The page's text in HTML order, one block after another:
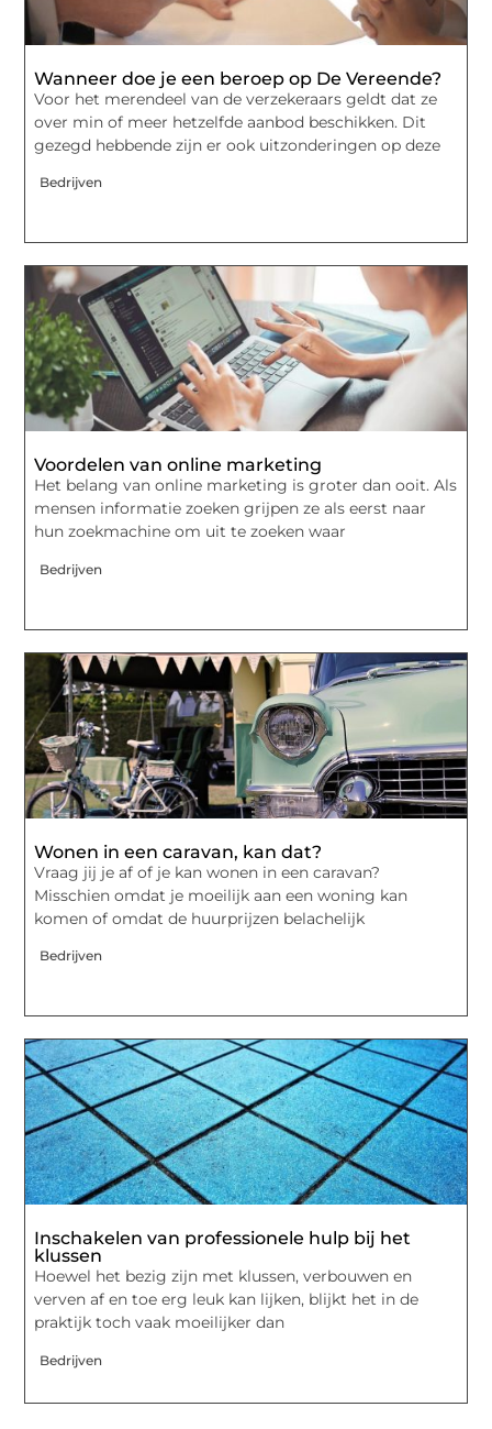
Wanneer doe je een beroep op De Vereende?
Voor het merendeel van de verzekeraars geldt dat ze
over min of meer hetzelfde aanbod beschikken. Dit
gezegd hebbende zijn er ook uitzonderingen op deze
Bedrijven
Voordelen van online marketing
Het belang van online marketing is groter dan ooit. Als
mensen informatie zoeken grijpen ze als eerst naar
hun zoekmachine om uit te zoeken waar
Bedrijven
Wonen in een caravan, kan dat?
Vraag jij je af of je kan wonen in een caravan?
Misschien omdat je moeilijk aan een woning kan
komen of omdat de huurprijzen belachelijk
Bedrijven
Inschakelen van professionele hulp bij het
klussen
Hoewel het bezig zijn met klussen, verbouwen en
verven af en toe erg leuk kan lijken, blijkt het in de
praktijk toch vaak moeilijker dan
Bedrijven